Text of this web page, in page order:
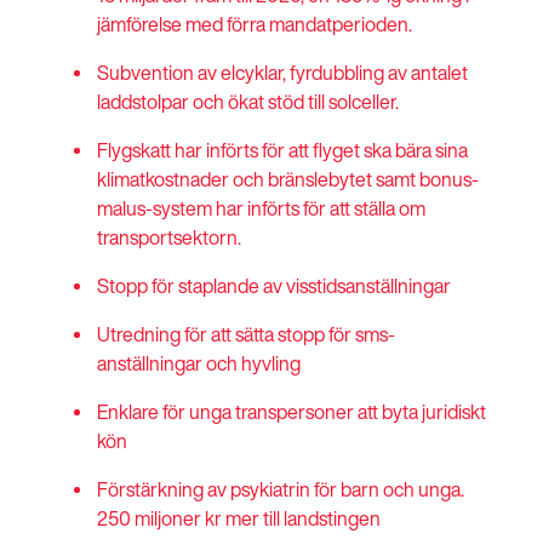
jämförelse med förra mandatperioden.
Subvention av elcyklar, fyrdubbling av antalet
laddstolpar och ökat stöd till solceller.
Flygskatt har införts för att flyget ska bära sina
klimatkostnaderoch bränslebytet samt bonus-
malus-system har införts för att ställa om
transportsektorn.
Stopp för staplande av visstidsanställningar
Utredning för att sätta stopp för sms-
anställningar och hyvling
Enklare för unga transpersoner att byta juridiskt
kön
Förstärkning av psykiatrin för barn och unga.
250 miljoner kr mer till landstingen